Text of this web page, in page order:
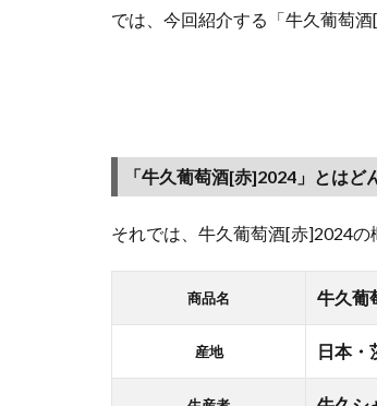
2,000本限
培・収穫
久葡萄酒
とはどん
1.2
では、今回紹介する「牛久葡萄
「牛久葡萄酒[赤]2024」とはど
それでは、牛久葡萄酒[赤]2024の
商品名 牛久葡
産地 日本・